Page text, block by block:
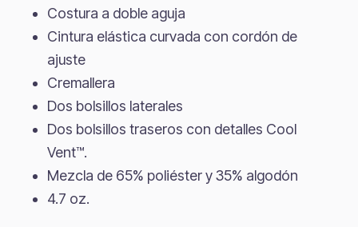
Costura a doble aguja
Cintura elástica curvada con cordón de
ajuste
Cremallera
Dos bolsillos laterales
Dos bolsillos traseros con detalles Cool
Vent™.
Mezcla de 65% poliéster y 35% algodón
4.7 oz.